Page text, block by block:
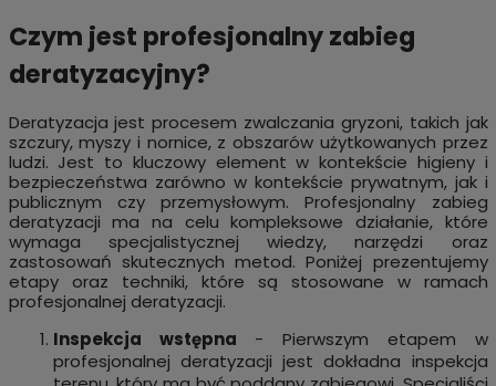
Czym jest profesjonalny zabieg
deratyzacyjny?
Deratyzacja jest procesem zwalczania gryzoni, takich jak
szczury, myszy i nornice, z obszarów użytkowanych przez
ludzi. Jest to kluczowy element w kontekście higieny i
bezpieczeństwa zarówno w kontekście prywatnym, jak i
publicznym czy przemysłowym. Profesjonalny zabieg
deratyzacji ma na celu kompleksowe działanie, które
wymaga specjalistycznej wiedzy, narzędzi oraz
zastosowań skutecznych metod. Poniżej prezentujemy
etapy oraz techniki, które są stosowane w ramach
profesjonalnej deratyzacji.
Inspekcja wstępna - Pierwszym etapem w
profesjonalnej deratyzacji jest dokładna inspekcja